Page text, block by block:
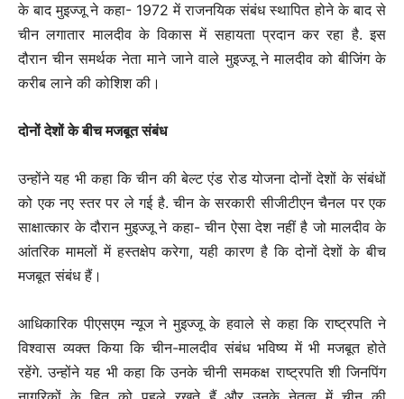
के बाद मुइज्जू ने कहा- 1972 में राजनयिक संबंध स्थापित होने के बाद से
चीन लगातार मालदीव के विकास में सहायता प्रदान कर रहा है. इस
दौरान चीन समर्थक नेता माने जाने वाले मुइज्जू ने मालदीव को बीजिंग के
करीब लाने की कोशिश की।
दोनों देशों के बीच मजबूत संबंध
उन्होंने यह भी कहा कि चीन की बेल्ट एंड रोड योजना दोनों देशों के संबंधों
को एक नए स्तर पर ले गई है. चीन के सरकारी सीजीटीएन चैनल पर एक
साक्षात्कार के दौरान मुइज्जू ने कहा- चीन ऐसा देश नहीं है जो मालदीव के
आंतरिक मामलों में हस्तक्षेप करेगा, यही कारण है कि दोनों देशों के बीच
मजबूत संबंध हैं।
आधिकारिक पीएसएम न्यूज ने मुइज्जू के हवाले से कहा कि राष्ट्रपति ने
विश्वास व्यक्त किया कि चीन-मालदीव संबंध भविष्य में भी मजबूत होते
रहेंगे. उन्होंने यह भी कहा कि उनके चीनी समकक्ष राष्ट्रपति शी जिनपिंग